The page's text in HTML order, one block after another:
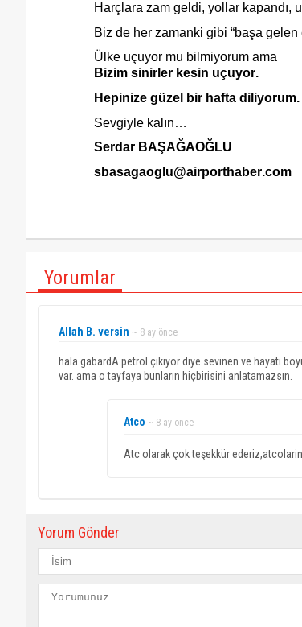
Harçlara zam geldi, yollar kapandı,
Biz de her zamanki gibi “başa
Ülke uçuyor mu bilmiyorum ama
Bizim sinirler kesin uçuyor.
Hepinize güzel bir hafta diliyorum.
Sevgiyle kalın…
Serdar BAŞAĞAOĞLU
sbasagaoglu@airporthaber.com
Yorumlar
Allah B. versin ~ 8 ay önce
hala gabardA petrol çıkıyor diye sevinen ve hayatı
var. ama o tayfaya bunların hiçbirisini anlatamazsın.
Atco ~ 8 ay önce
Atc olarak çok teşekkür
Yorum Gönder